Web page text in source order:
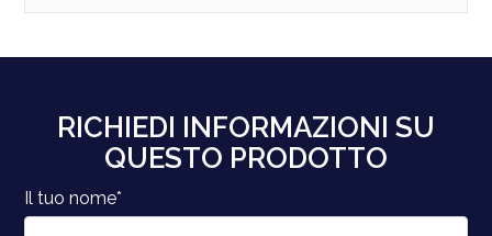
RICHIEDI INFORMAZIONI SU
QUESTO PRODOTTO
Il tuo nome*